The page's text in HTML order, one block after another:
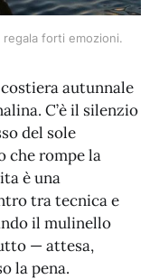
forti emozioni.
autunnale
C’è il silenzio
del sole
che rompe la
è una
tra tecnica e
il mulinello
— attesa,
la pena.